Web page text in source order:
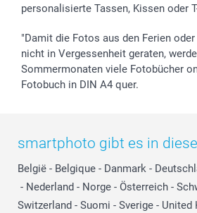
personalisierte Tassen, Kissen oder
"Damit die Fotos aus den Ferien
nicht in Vergessenheit geraten,
Sommermonaten viele Fotobücher
Fotobuch in DIN A4 quer.
smartphoto gibt es in
België - Belgique - Danmark -
- Nederland - Norge - Österreich -
Switzerland - Suomi - Sverige - United